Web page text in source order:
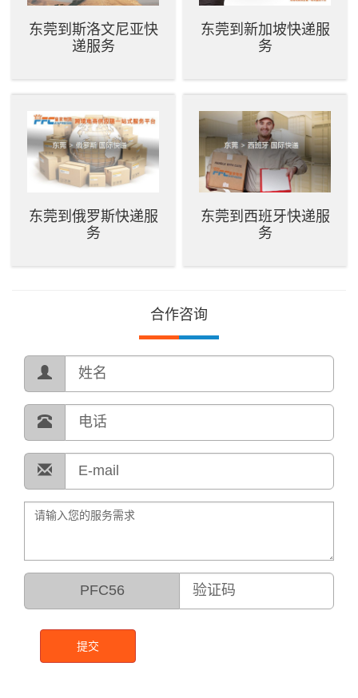
东莞到斯洛文尼亚快
递服务
东莞到新加坡快递服
务
东莞到俄罗斯快递服
务
东莞到西班牙快递服
务
合作咨询
PFC56
提交